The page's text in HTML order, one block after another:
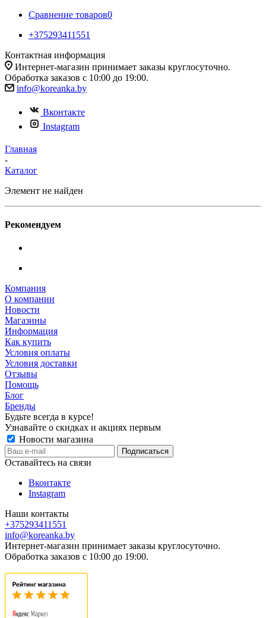
Сравнение товаров0
+375293411551
Контактная информация
Интернет-магазин принимает заказы круглосуточно.
Обработка заказов с 10:00 до 19:00.
info@koreanka.by
Вконтакте
Instagram
Главная
-
Каталог
Элемент не найден
Рекомендуем
Компания
О компании
Новости
Магазины
Информация
Как купить
Условия оплаты
Условия доставки
Отзывы
Помощь
Блог
Бренды
Будьте всегда в курсе!
Узнавайте о скидках и акциях первым
Новости магазина
Оставайтесь на связи
Вконтакте
Instagram
Наши контакты
+375293411551
info@koreanka.by
Интернет-магазин принимает заказы круглосуточно.
Обработка заказов с 10:00 до 19:00.